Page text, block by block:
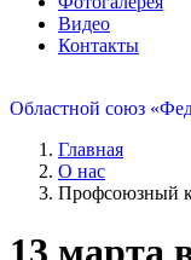
Видео
Контакты
Областной союз
Главная
О нас
Профсоюзный